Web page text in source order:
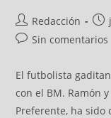
Redacción
Sin comentarios
El futbolista
con el BM. Ramón
Preferente, ha sido